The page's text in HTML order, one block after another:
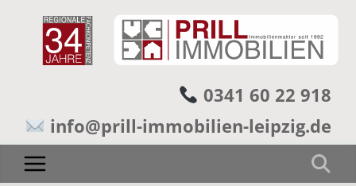
0341 60 22 918
info@prill-immobilien-leipzig.de